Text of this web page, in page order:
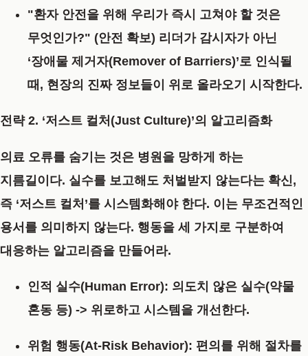
"환자 안전을 위해 우리가 즉시 고쳐야 할 것은
무엇인가?" (안전 확보) 리더가 감시자가 아닌
‘장애물 제거자(Remover of Barriers)’로 인식될
때, 현장의 진짜 정보들이 위로 올라오기 시작한다.
전략 2. ‘저스트 컬처(Just Culture)’의 알고리즘화
의료 오류를 숨기는 것은 병원을 망하게 하는
지름길이다. 실수를 보고해도 처벌받지 않는다는 확신,
즉 ‘저스트 컬처’를 시스템화해야 한다. 이는 무조건적인
용서를 의미하지 않는다. 행동을 세 가지로 구분하여
대응하는 알고리즘을 만들어라.
인적 실수(Human Error): 의도치 않은 실수(약물
혼동 등) -> 위로하고 시스템을 개선한다.
위험 행동(At-Risk Behavior): 편의를 위해 절차를